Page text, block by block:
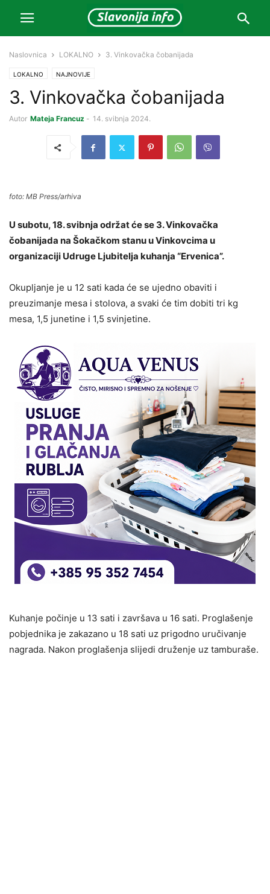
Naslovnica LOKALNO 3. Vinkovačka čobanijada
LOKALNO NAJNOVIJE
3. Vinkovačka čobanijada
Autor Mateja Francuz - 14. svibnja 2024.
foto: MB Press/arhiva
U subotu, 18. svibnja održat će se 3. Vinkovačka
čobanijada na Šokačkom stanu u Vinkovcima u
organizaciji Udruge Ljubitelja kuhanja “Ervenica”.
Okupljanje je u 12 sati kada će se ujedno obaviti i
preuzimanje mesa i stolova, a svaki će tim dobiti tri kg
mesa, 1,5 junetine i 1,5 svinjetine.
Kuhanje počinje u 13 sati i završava u 16 sati. Proglašenje
pobjednika je zakazano u 18 sati uz prigodno uručivanje
nagrada. Nakon proglašenja slijedi druženje uz tamburaše.